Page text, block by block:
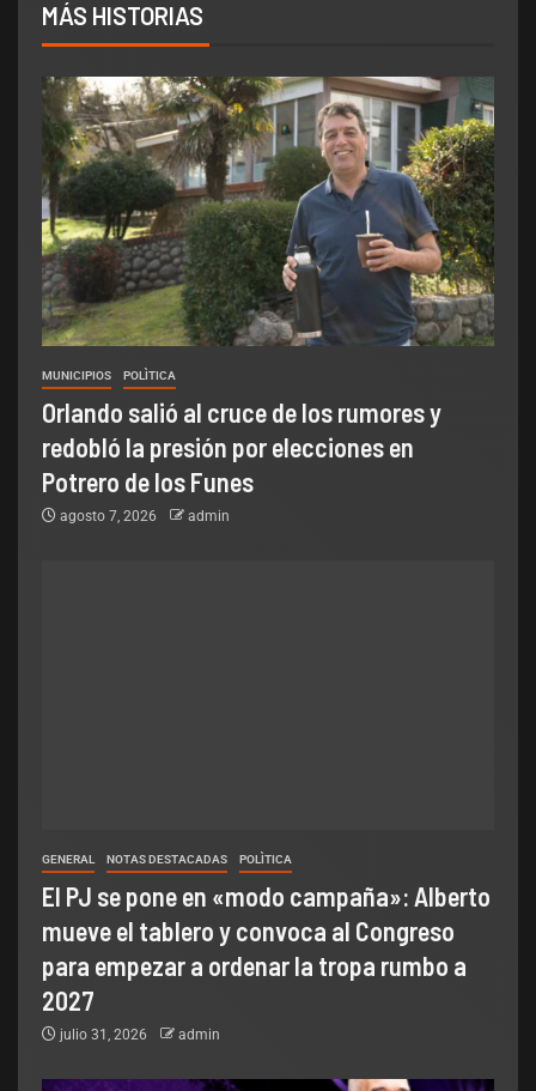
MÁS HISTORIAS
MUNICIPIOS POLÌTICA
Orlando salió al cruce de los rumores y
redobló la presión por elecciones en
Potrero de los Funes
agosto 7, 2026 admin
GENERAL NOTAS DESTACADAS POLÌTICA
El PJ se pone en «modo campaña»: Alberto
mueve el tablero y convoca al Congreso
para empezar a ordenar la tropa rumbo a
2027
julio 31, 2026 admin